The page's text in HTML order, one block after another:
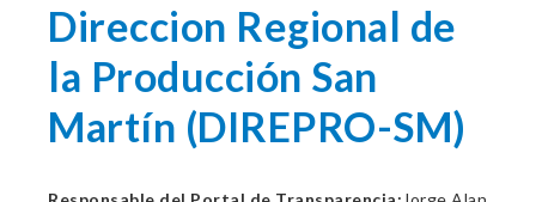
Direccion Regional de
la Producción San
Martín (DIREPRO-SM)